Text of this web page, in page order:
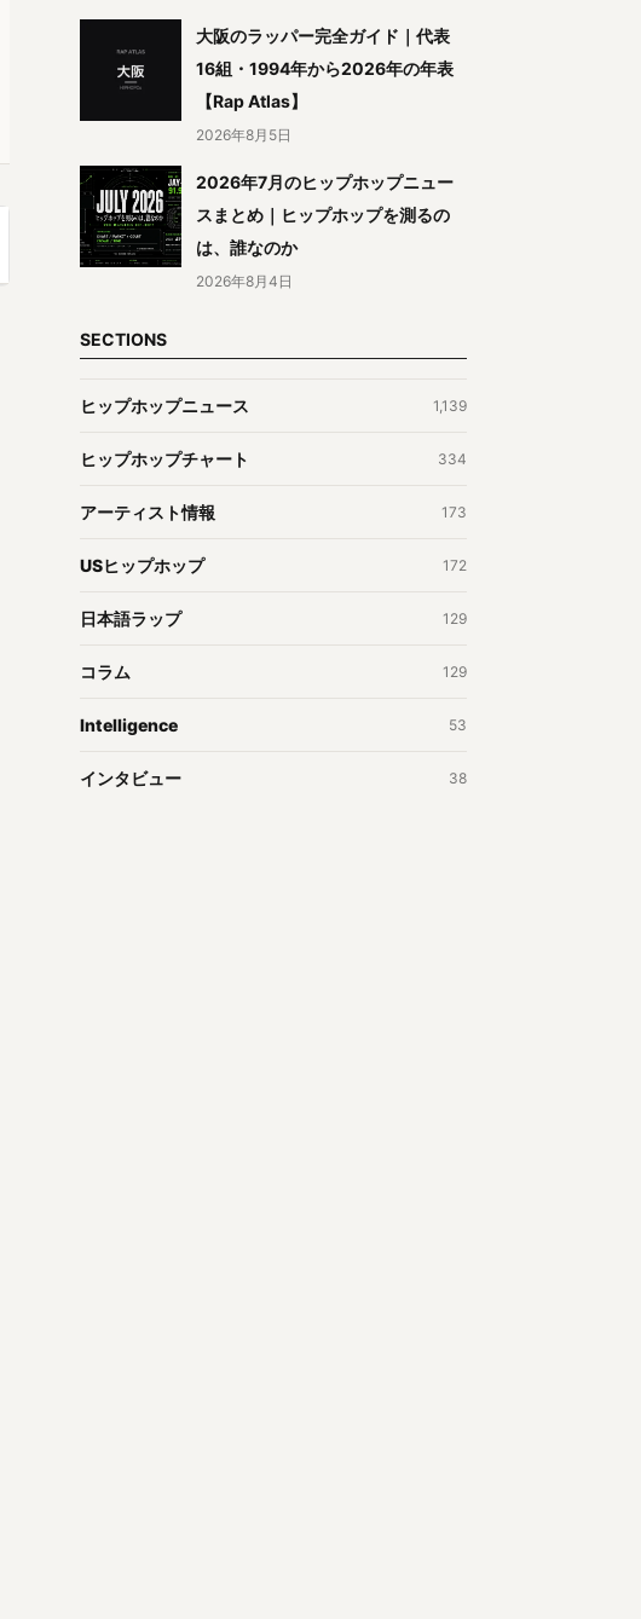
大阪のラッパー完全ガイド｜代表
16組・1994年から2026年の年表
【Rap Atlas】
2026年8月5日
2026年7月のヒップホップニュー
スまとめ｜ヒップホップを測るの
は、誰なのか
2026年8月4日
SECTIONS
ヒップホップニュース 1,139
ヒップホップチャート 334
アーティスト情報 173
USヒップホップ 172
日本語ラップ 129
コラム 129
Intelligence 53
インタビュー 38